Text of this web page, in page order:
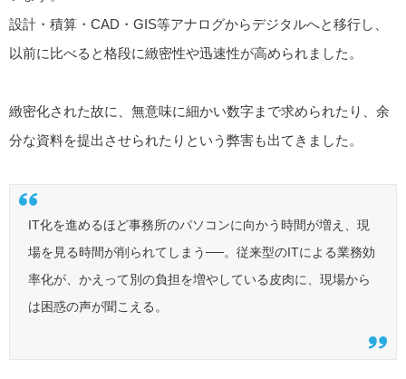
設計・積算・CAD・GIS等アナログからデジタルへと移行し、
以前に比べると格段に緻密性や迅速性が高められました。
緻密化された故に、無意味に細かい数字まで求められたり、余
分な資料を提出させられたりという弊害も出てきました。
IT化を進めるほど事務所のパソコンに向かう時間が増え、現
場を見る時間が削られてしまう──。従来型のITによる業務効
率化が、かえって別の負担を増やしている皮肉に、現場から
は困惑の声が聞こえる。